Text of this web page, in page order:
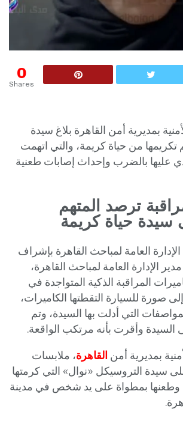
0
Shares
بمديرية أمن القاهرة بلاغ سيدة
تكريمها من حياة كريمة، والتي اتهمت
عليها بالضرب وإحداث إصابات طعنية
ترصد المتهم
سيدة حياة كريمة
العامة لمباحث القاهرة بإشراف
الإدارة العامة لمباحث القاهرة،
المراقبة الذكية المتواجدة في
صورة للسيارة التقطتها الكاميرات،
التي أدلت بها السيدة، وتم
وأقرت بأنه مرتكب الواقعة.
بمديرية أمن القاهرة، ملابسات
سيدة التروسيكل «نوال» التي كرمتها
وطعنها بمطواة على يد شخص في مدينة